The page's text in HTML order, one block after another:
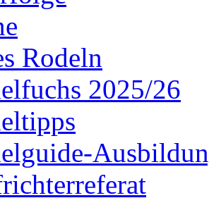
Rodeln
2025/26